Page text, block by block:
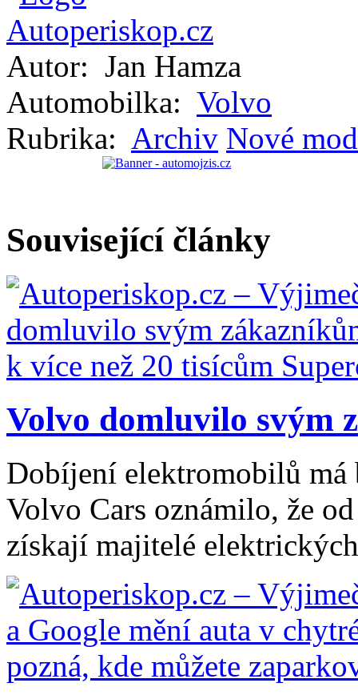
Autor: Jan Hamza
Automobilka: Volvo
Rubrika: Archiv Nové
Související články
Volvo domluvilo svým
Dobíjení elektromobilů má
Volvo Cars oznámilo, že
získají majitelé